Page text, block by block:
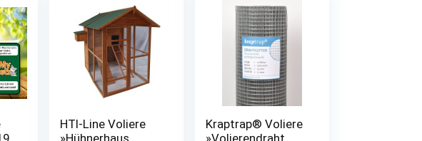
HTI-Line Voliere
Kraptrap® Voliere